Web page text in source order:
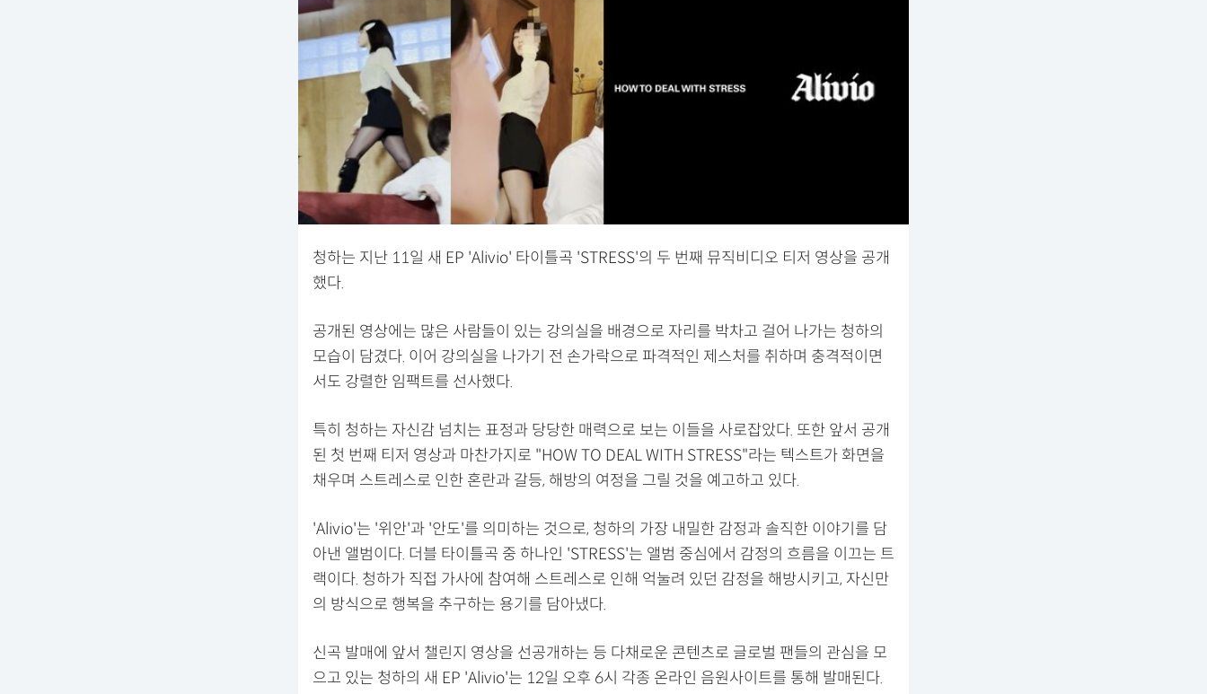
청하는 지난 11일 새 EP 'Alivio' 타이틀곡 'STRESS'의 두 번째 뮤직비디오 티저 영상을 공개
했다.
공개된 영상에는 많은 사람들이 있는 강의실을 배경으로 자리를 박차고 걸어 나가는 청하의
모습이 담겼다. 이어 강의실을 나가기 전 손가락으로 파격적인 제스처를 취하며 충격적이면
서도 강렬한 임팩트를 선사했다.
특히 청하는 자신감 넘치는 표정과 당당한 매력으로 보는 이들을 사로잡았다. 또한 앞서 공개
된 첫 번째 티저 영상과 마찬가지로 "HOW TO DEAL WITH STRESS"라는 텍스트가 화면을
채우며 스트레스로 인한 혼란과 갈등, 해방의 여정을 그릴 것을 예고하고 있다.
'Alivio'는 '위안'과 '안도'를 의미하는 것으로, 청하의 가장 내밀한 감정과 솔직한 이야기를 담
아낸 앨범이다. 더블 타이틀곡 중 하나인 'STRESS'는 앨범 중심에서 감정의 흐름을 이끄는 트
랙이다. 청하가 직접 가사에 참여해 스트레스로 인해 억눌려 있던 감정을 해방시키고, 자신만
의 방식으로 행복을 추구하는 용기를 담아냈다.
신곡 발매에 앞서 챌린지 영상을 선공개하는 등 다채로운 콘텐츠로 글로벌 팬들의 관심을 모
으고 있는 청하의 새 EP 'Alivio'는 12일 오후 6시 각종 온라인 음원사이트를 통해 발매된다.